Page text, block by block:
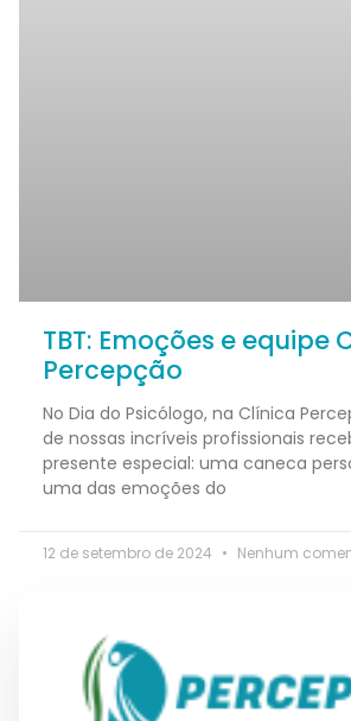
TBT: Emoções e equipe
Percepção
No Dia do Psicólogo, na Clínica
de nossas incríveis profissionais
presente especial: uma caneca
uma das emoções do
12 de setembro de 2024 Nenhum